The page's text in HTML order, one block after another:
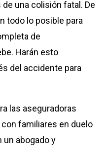
una colisión fatal. De
todo lo posible para
de
Harán esto
del accidente para
las aseguradoras
familiares en duelo
un abogado y